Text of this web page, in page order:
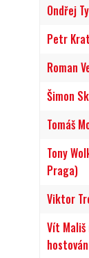
Ondřej
Petr
Roman
Šimon
Tomáš
Tony
Praga)
Viktor
Vít